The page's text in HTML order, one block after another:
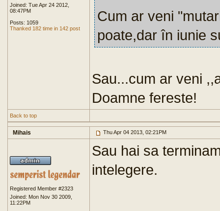
Joined: Tue Apr 24 2012,
08:47PM
Posts: 1059
Thanked 182 time in 142 post
Cum ar veni
poate,dar în iunie
Sau...cum ar veni
Doamne fereste!
Back to top
Mihais Thu Apr 04 2013, 02:21PM
Registered Member #2323
Joined: Mon Nov 30 2009,
11:22PM
Sau hai sa
intelegere.